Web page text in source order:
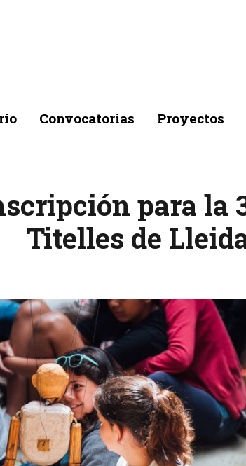
Convocatorias Proyectos
para la
Titelles de